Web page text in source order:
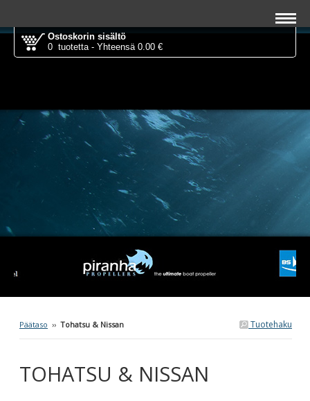
Ostoskorin sisältö
0 tuotetta - Yhteensä 0.00 €
Tuotehaku
Päätaso ›› Tohatsu & Nissan
TOHATSU & NISSAN